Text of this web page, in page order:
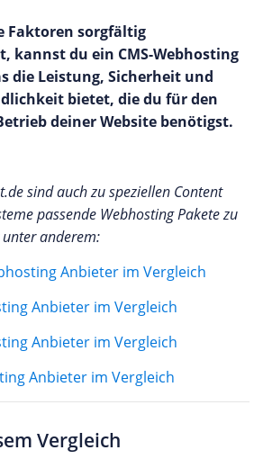
Faktoren sorgfältig
kannst du ein CMS-Webhosting
die Leistung, Sicherheit und
bietet, die du für den
deiner Website benötigst.
sind auch zu speziellen Content
passende Webhosting Pakete zu
anderem:
Anbieter im Vergleich
Anbieter im Vergleich
Anbieter im Vergleich
Anbieter im Vergleich
Vergleich